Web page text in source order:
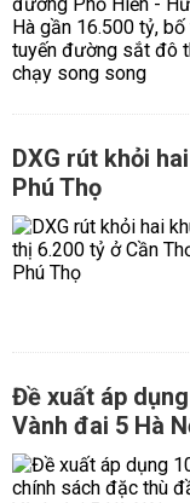
DXG rút khỏi
Phú Thọ
Đề xuất áp
Vành đai 5 Hà